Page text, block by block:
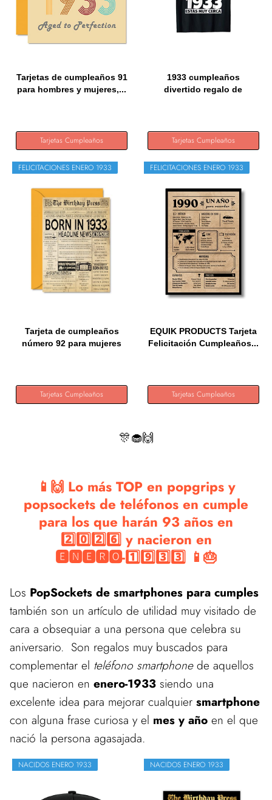
Tarjetas de cumpleaños 91
para hombres y mujeres,...
Tarjetas Cumpleaños
1933 cumpleaños
divertido regalo de
Tarjetas Cumpleaños
FELICITACIONES ENERO 1933
Tarjeta de cumpleaños
número 92 para mujeres
Tarjetas Cumpleaños
FELICITACIONES ENERO 1933
EQUIK PRODUCTS Tarjeta
Felicitación Cumpleaños...
Tarjetas Cumpleaños
🎊🧁🙌
📱🙌 Lo más TOP en popgrips y
popsockets de teléfonos en cumple
para los que harán 93 años en
2️⃣0️⃣2️⃣6️⃣ y nacieron en
🅴🅽🅴🆁🅾-1️⃣9️⃣3️⃣3️⃣ 📱🎂
Los PopSockets de smartphones para cumples
también son un artículo de utilidad muy visitado de
cara a obsequiar a una persona que celebra su
aniversario. Son regalos muy buscados para
complementar el teléfono smartphonede aquellos
que nacieron en enero-1933 siendo una
excelente idea para mejorar cualquier smartphone
con alguna frase curiosa y el mes y año en el que
nació la persona agasajada.
NACIDOS ENERO 1933 NACIDOS ENERO 1933